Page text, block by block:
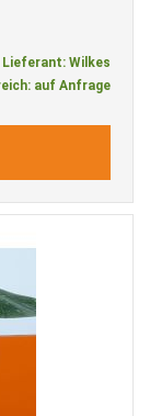
Lieferant: Wilkes
auf Anfrage